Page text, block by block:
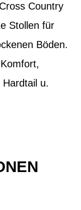
Country
Stollen für
Böden.
u.